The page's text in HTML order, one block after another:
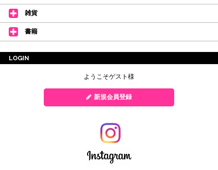
雑貨
書籍
LOGIN
ようこそゲスト様
新規会員登録